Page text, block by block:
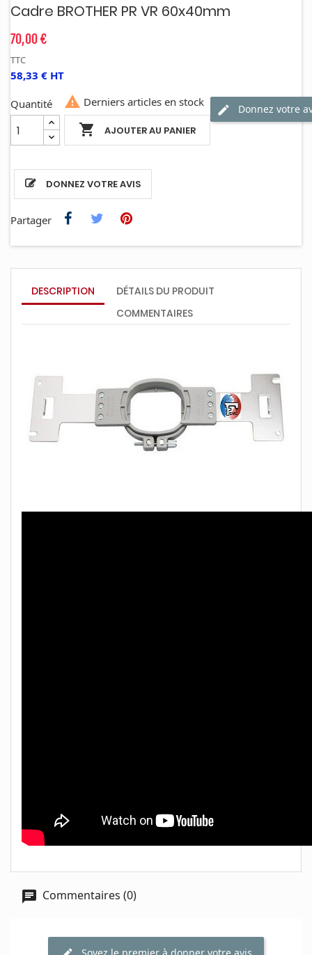
Cadre BROTHER PR VR 60x40mm
70,00 €
TTC
58,33 € HT
Quantité
 AJOUTER AU PANIER
 Derniers articles en stock
DONNEZ VOTRE AVIS
Donnez votre
Partager
DESCRIPTION
DÉTAILS DU PRODUIT
COMMENTAIRES
Commentaires (0)